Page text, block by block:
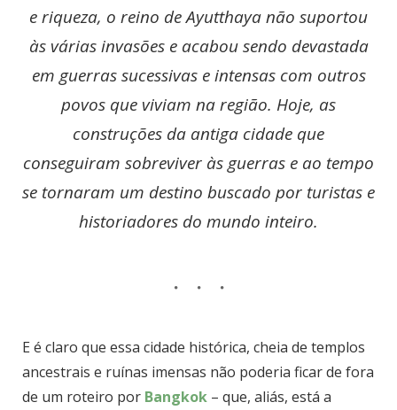
e riqueza, o reino de Ayutthaya não suportou
às várias invasões e acabou sendo devastada
em guerras sucessivas e intensas com outros
povos que viviam na região. Hoje, as
construções da antiga cidade que
conseguiram sobreviver às guerras e ao tempo
se tornaram um destino buscado por turistas e
historiadores do mundo inteiro.
E é claro que essa cidade histórica, cheia de templos
ancestrais e ruínas imensas não poderia ficar de fora
de um roteiro por Bangkok – que, aliás, está a